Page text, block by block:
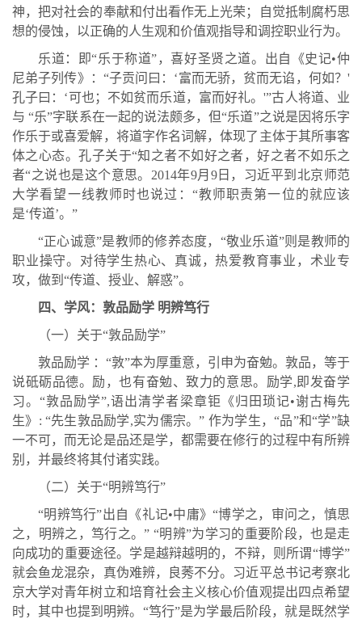
神，把对社会的奉献和付出看作无上光荣；自觉抵制腐朽思
想的侵蚀，以正确的人生观和价值观指导和调控职业行为。
乐道：即“乐于称道”，喜好圣贤之道。出自《史记•仲
尼弟子列传》：“子贡问曰：‘富而无骄，贫而无谄，何如？'
孔子曰：‘可也；不如贫而乐道，富而好礼。'”古人将道、业
与 “乐”字联系在一起的说法颇多，但“乐道”之说是因将乐字
作乐于或喜爱解，将道字作名词解，体现了主体于其所事客
体之心态。孔子关于“知之者不如好之者，好之者不如乐之
者“之说也是这个意思。2014年9月9日，习近平到北京师范
大学看望一线教师时也说过：“教师职责第一位的就应该
是‘传道’。”
“正心诚意”是教师的修养态度，“敬业乐道”则是教师的
职业操守。对待学生热心、真诚，热爱教育事业，术业专
攻，做到“传道、授业、解惑”。
四、学风：敦品励学 明辨笃行
（一）关于“敦品励学”
敦品励学 ：“敦”本为厚重意，引申为奋勉。敦品，等于
说砥砺品德。励，也有奋勉、致力的意思。励学,即发奋学
习。“敦品励学”,语出清学者梁章钜《归田琐记•谢古梅先
生》: “先生敦品励学,实为儒宗。” 作为学生，“品”和“学”缺
一不可，而无论是品还是学，都需要在修行的过程中有所辨
别，并最终将其付诸实践。
（二）关于“明辨笃行”
“明辨笃行”出自《礼记•中庸》“博学之，审问之，慎思
之，明辨之，笃行之。” “明辨”为学习的重要阶段，也是走
向成功的重要途径。学是越辩越明的，不辩，则所谓“博学”
就会鱼龙混杂，真伪难辨，良莠不分。习近平总书记考察北
京大学对青年树立和培育社会主义核心价值观提出四点希望
时，其中也提到明辨。“笃行”是为学最后阶段，就是既然学